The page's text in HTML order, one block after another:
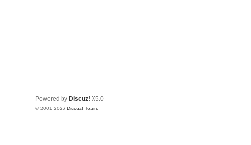
Powered by Discuz! X5.0
© 2001-2026 Discuz! Team